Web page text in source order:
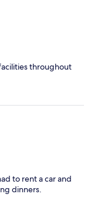
throughout
to rent a car and
dinners.